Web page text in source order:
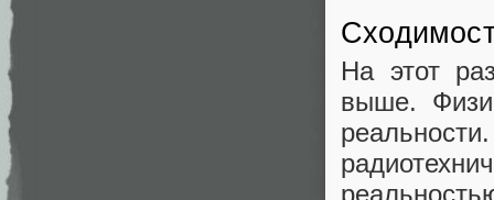
На этот
выше.